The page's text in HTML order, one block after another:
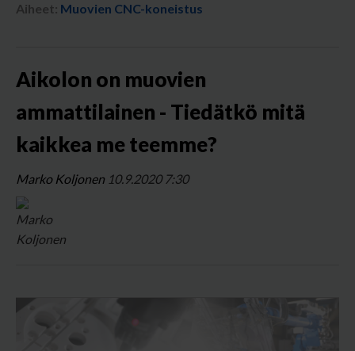
Aiheet: Muovien CNC-koneistus
Aikolon on muovien
ammattilainen - Tiedätkö mitä
kaikkea me teemme?
Marko Koljonen 10.9.2020 7:30